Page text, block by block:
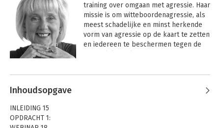
training over omgaan met agressie. Haar
missie is om witteboordenagressie, als
meest schadelijke en minst herkende
vorm van agressie op de kaart te zetten
en iedereen te beschermen tegen de
Andere boeken door Jannie de Jong
Inhoudsopgave
INLEIDING 15
OPDRACHT 1: